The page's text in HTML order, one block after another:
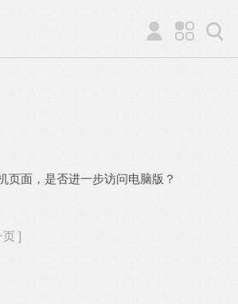
页面，是否进一步访问电脑版？
页 ]